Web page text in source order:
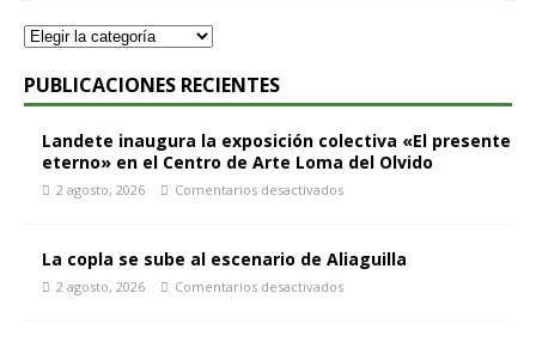
PUBLICACIONES RECIENTES
Landete inaugura la exposición colectiva «El presente
eterno» en el Centro de Arte Loma del Olvido
2 agosto, 2026 Comentarios desactivados
La copla se sube al escenario de Aliaguilla
2 agosto, 2026 Comentarios desactivados